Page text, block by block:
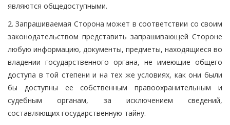
являются общедоступными.
2. Запрашиваемая Сторона может в соответствии со своим
законодательством представить запрашивающей Стороне
любую информацию, документы, предметы, находящиеся во
владении государственного органа, не имеющие общего
доступа в той степени и на тех же условиях, как они были
бы доступны ее собственным правоохранительным и
судебным органам, за исключением сведений,
составляющих государственную тайну.